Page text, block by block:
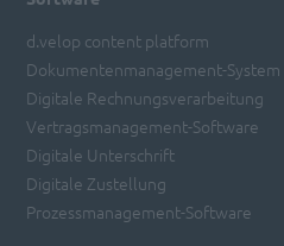
d.velop content platform
Dokumentenmanagement-System
Digitale Rechnungsverarbeitung
Vertragsmanagement-Software
Digitale Unterschrift
Digitale Zustellung
Prozessmanagement-Software